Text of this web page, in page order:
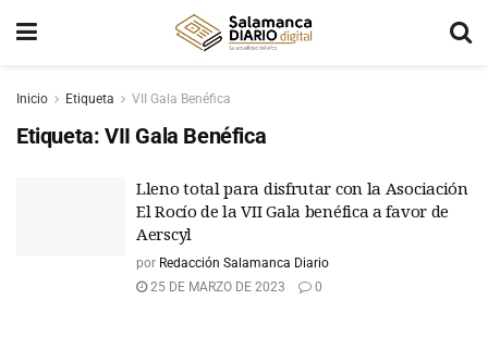
Inicio Etiqueta VII Gala Benéfica
Etiqueta: VII Gala Benéfica
Lleno total para disfrutar con la Asociación
El Rocío de la VII Gala benéfica a favor de
Aerscyl
por Redacción Salamanca Diario
25 DE MARZO DE 2023
0